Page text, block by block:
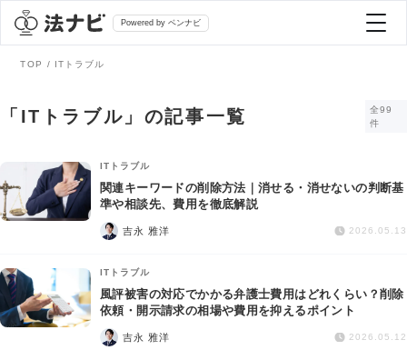
Powered by ベンナビ
全て
法律相談
債務整理
弁護士を探す
おすすめ弁護士診断
AI Search Premium
掲載をご検討の弁護士の方へ
TOP ITトラブル
「ITトラブル」の記事一覧
全99
件
ITトラブル
関連キーワードの削除方法｜消せる・消せないの判断基
準や相談先、費用を徹底解説
吉永 雅洋 2026.05.13
ITトラブル
風評被害の対応でかかる弁護士費用はどれくらい？削除
依頼・開示請求の相場や費用を抑えるポイント
吉永 雅洋 2026.05.12